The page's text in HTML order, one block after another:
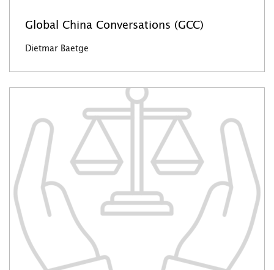
Global China Conversations (GCC)
Dietmar Baetge